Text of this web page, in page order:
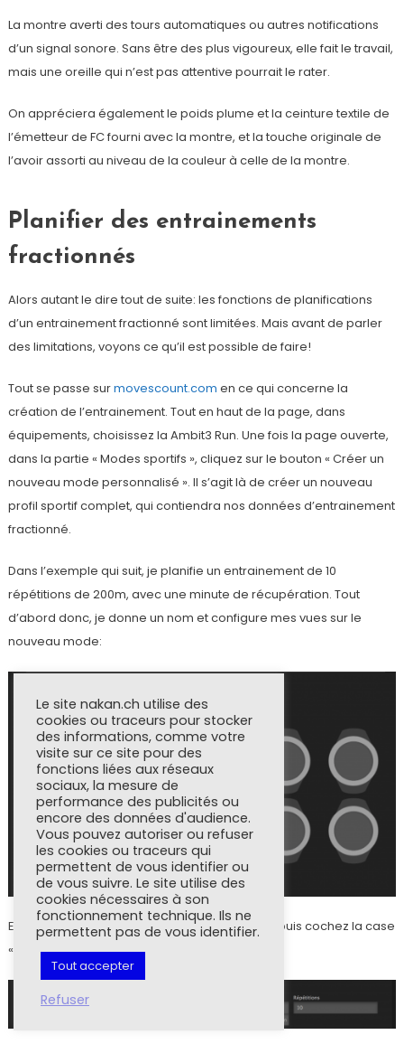
La montre averti des tours automatiques ou autres notifications
d’un signal sonore. Sans être des plus vigoureux, elle fait le travail,
mais une oreille qui n’est pas attentive pourrait le rater.
On appréciera également le poids plume et la ceinture textile de
l’émetteur de FC fourni avec la montre, et la touche originale de
l’avoir assorti au niveau de la couleur à celle de la montre.
Planifier des entrainements
fractionnés
Alors autant le dire tout de suite: les fonctions de planifications
d’un entrainement fractionné sont limitées. Mais avant de parler
des limitations, voyons ce qu’il est possible de faire!
Tout se passe surmovescount.com en ce qui concerne la
création de l’entrainement. Tout en haut de la page, dans
équipements, choisissez la Ambit3 Run. Une fois la page ouverte,
dans la partie « Modes sportifs », cliquez sur le bouton « Créer un
nouveau mode personnalisé ». Il s’agit là de créer un nouveau
profil sportif complet, qui contiendra nos données d’entrainement
fractionné.
Dans l’exemple qui suit, je planifie un entrainement de 10
répétitions de 200m, avec une minute de récupération. Tout
d’abord donc, je donne un nom et configure mes vues sur le
nouveau mode:
En dessous, cliquez sur les options avancées, puis cochez la case
« Utiliser le compteur d’intervalles »:
Le site nakan.ch utilise des
cookies ou traceurs pour stocker
des informations, comme votre
visite sur ce site pour des
fonctions liées aux réseaux
sociaux, la mesure de
performance des publicités ou
encore des données d'audience.
Vous pouvez autoriser ou refuser
les cookies ou traceurs qui
permettent de vous identifier ou
de vous suivre. Le site utilise des
cookies nécessaires à son
fonctionnement technique. Ils ne
permettent pas de vous identifier.
Tout accepter
Refuser